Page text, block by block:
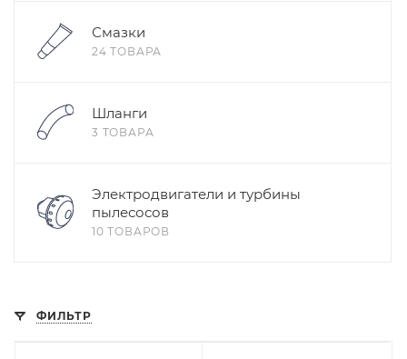
Смазки
24 ТОВАРА
Шланги
3 ТОВАРА
Электродвигатели и турбины
пылесосов
10 ТОВАРОВ
ФИЛЬТР